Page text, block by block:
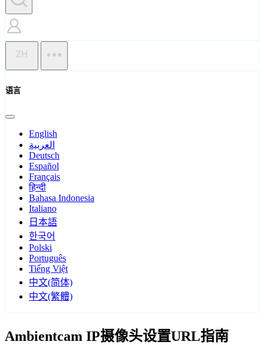
ZH
语言
English
العربية
Deutsch
Español
Français
हिन्दी
Bahasa Indonesia
Italiano
日本語
한국어
Polski
Português
Tiếng Việt
中文(简体)
中文(繁體)
Ambientcam IP摄像头设置URL指南